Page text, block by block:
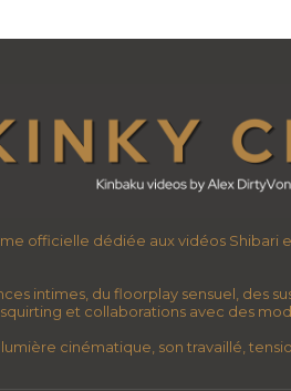
officielle dédiée aux vidéos Shibari
intimes, du floorplay sensuel, des
et collaborations avec des
cinématique, son travaillé,